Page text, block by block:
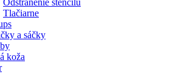
Tlačiarne
a sáčky
koža